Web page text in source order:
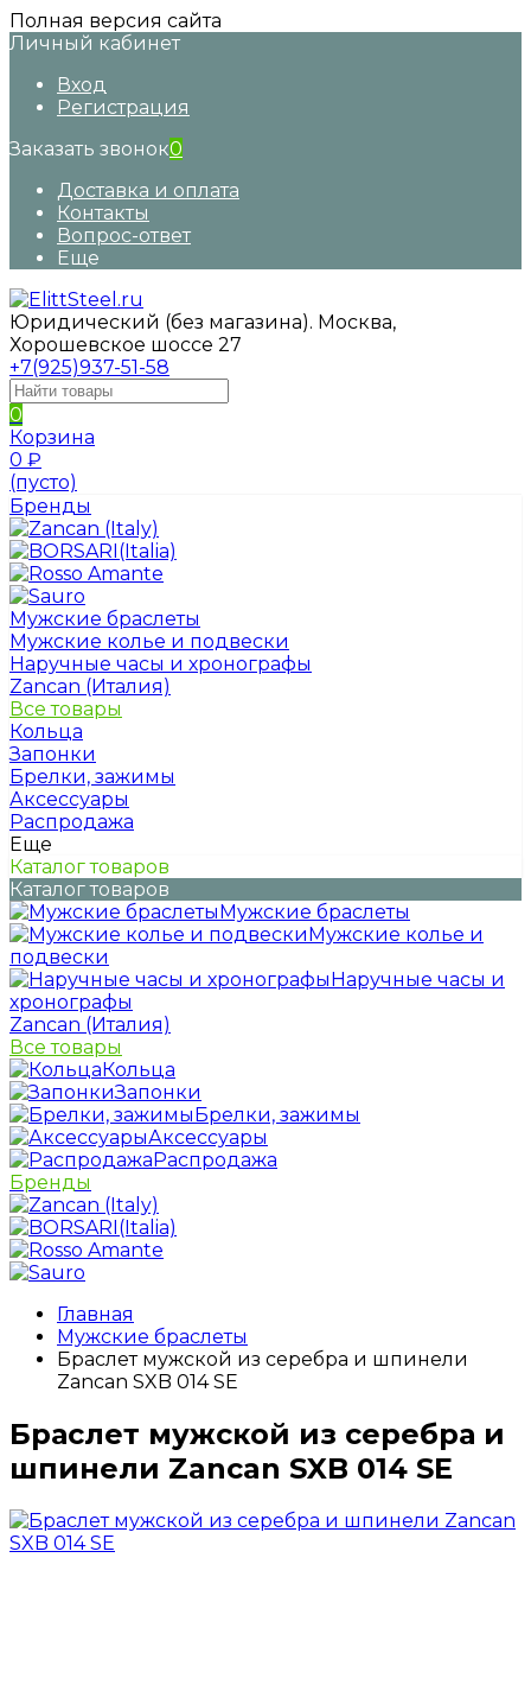
Полная версия сайта
Личный кабинет
Вход
Регистрация
Заказать звонок0
Доставка и оплата
Контакты
Вопрос-ответ
Еще
Юридический (без магазина). Москва,
Хорошевское шоссе 27
+7(925)937-51-58
0
Корзина
0 ₽
(пусто)
Бренды
Мужские браслеты
Мужские колье и подвески
Наручные часы и хронографы
Zancan (Италия)
Все товары
Кольца
Запонки
Брелки, зажимы
Аксессуары
Распродажа
Еще
Каталог товаров
Каталог товаров
Мужские браслеты
Мужские колье и
подвески
Наручные часы и
хронографы
Zancan (Италия)
Все товары
Кольца
Запонки
Брелки, зажимы
Аксессуары
Распродажа
Бренды
Главная
Мужские браслеты
Браслет мужской из серебра и шпинели
Zancan SXB 014 SE
Браслет мужской из серебра и
шпинели Zancan SXB 014 SE